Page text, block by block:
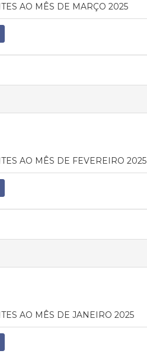
AO MÊS DE MARÇO 2025
AO MÊS DE FEVEREIRO 2025
AO MÊS DE JANEIRO 2025